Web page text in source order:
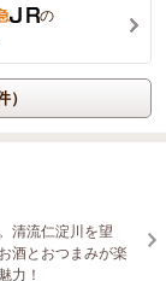
の
）
清流仁淀川を望
酒とおつまみが楽
力！